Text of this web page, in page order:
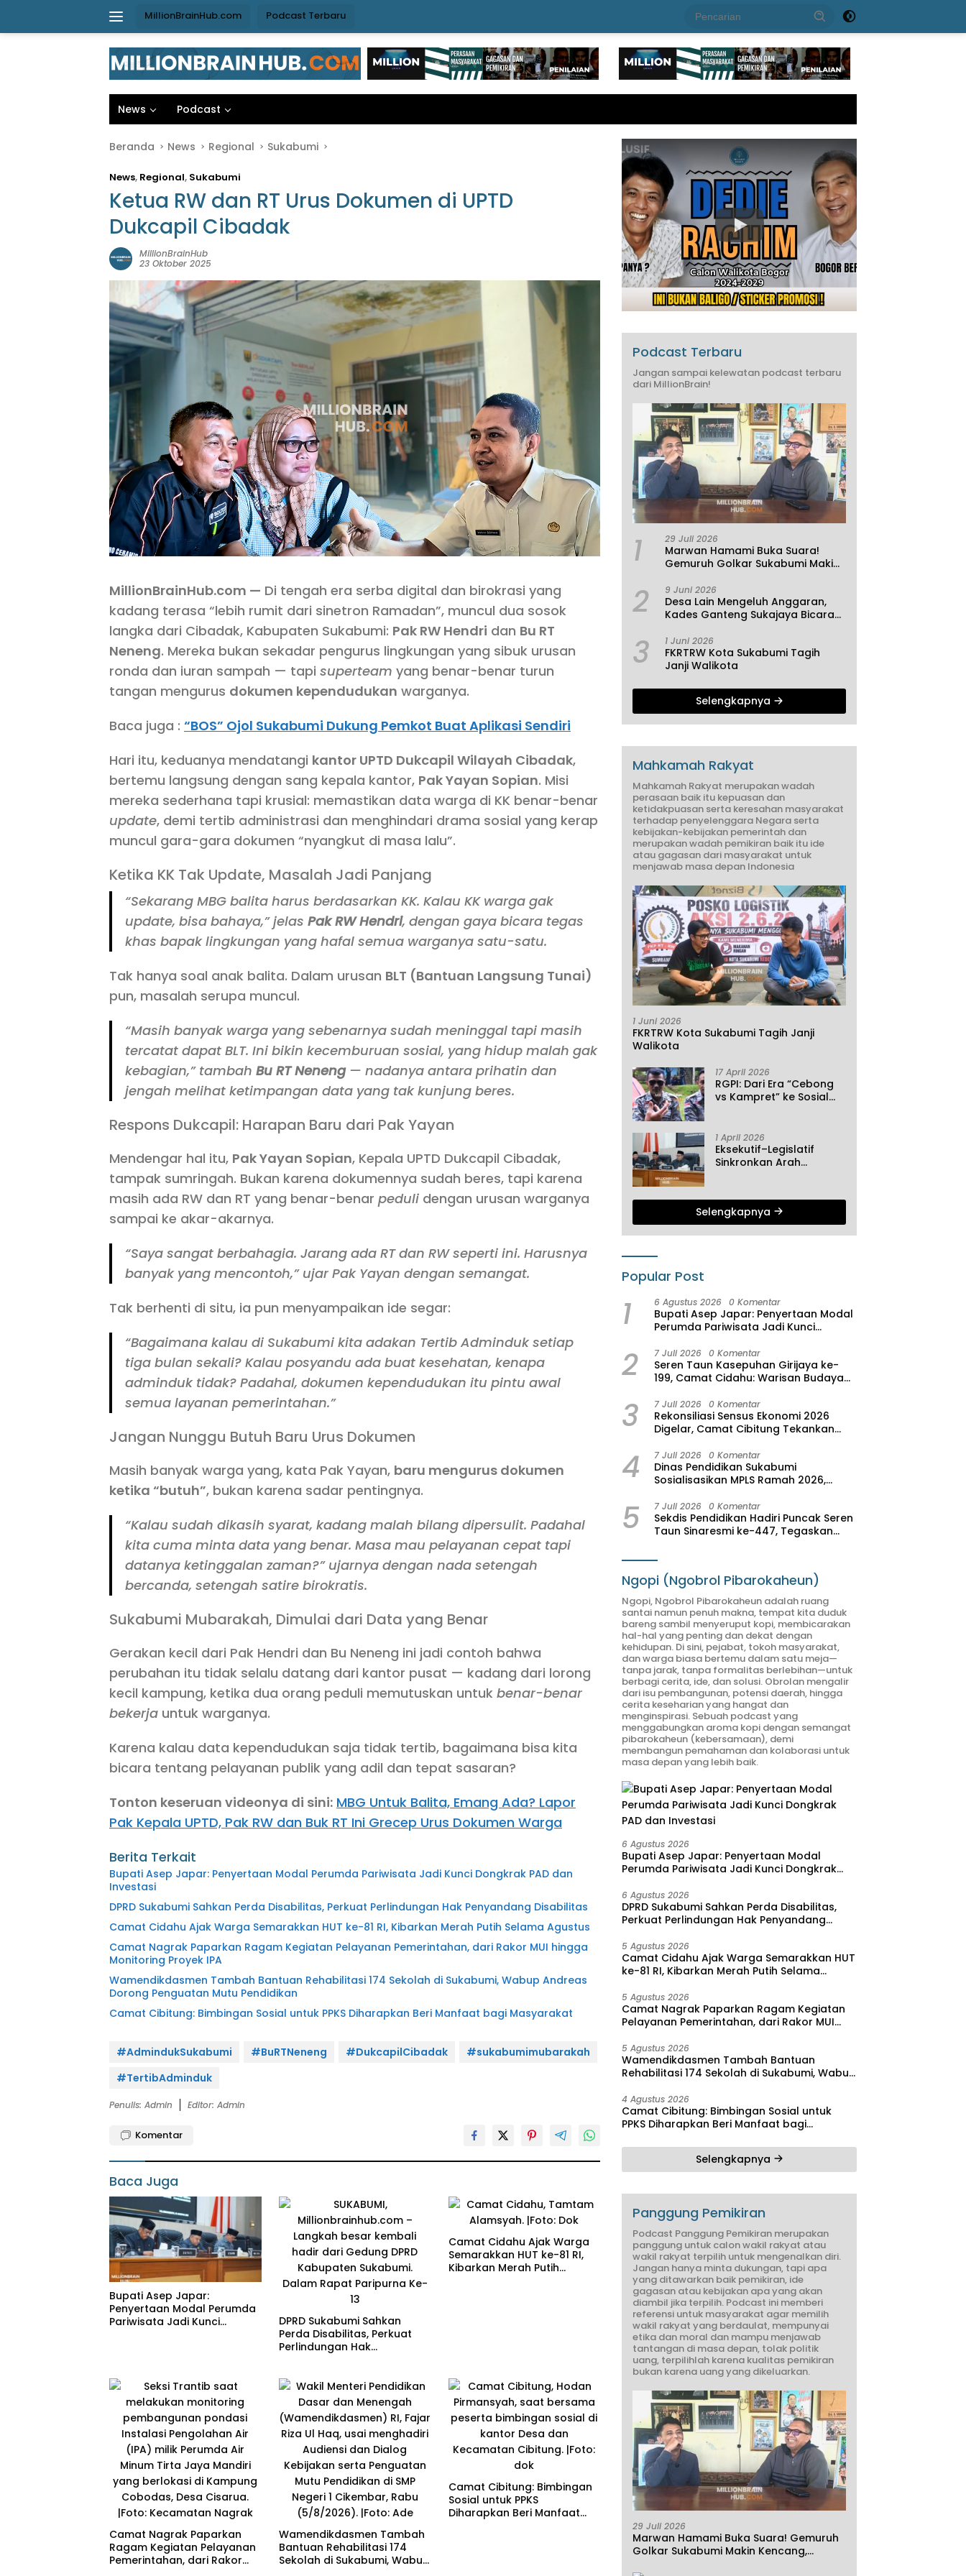
MillionBrainHub.com Podcast Terbaru
News Podcast
Beranda News Regional Sukabumi
News, Regional, Sukabumi
Ketua RW dan RT Urus Dokumen di UPTD
Dukcapil Cibadak
MillionBrainHub
23 Oktober 2025
MillionBrainHub.com — Di tengah era serba digital dan birokrasi yang
kadang terasa “lebih rumit dari sinetron Ramadan”, muncul dua sosok
langka dari Cibadak, Kabupaten Sukabumi: Pak RW Hendri dan Bu RT
Neneng. Mereka bukan sekadar pengurus lingkungan yang sibuk urusan
ronda dan iuran sampah — tapi superteam yang benar-benar turun
tangan mengurus dokumen kependudukan warganya.
Baca juga : “BOS” Ojol Sukabumi Dukung Pemkot Buat Aplikasi Sendiri
Hari itu, keduanya mendatangi kantor UPTD Dukcapil Wilayah Cibadak,
bertemu langsung dengan sang kepala kantor, Pak Yayan Sopian. Misi
mereka sederhana tapi krusial: memastikan data warga di KK benar-benar
update, demi tertib administrasi dan menghindari drama sosial yang kerap
muncul gara-gara dokumen “nyangkut di masa lalu”.
Ketika KK Tak Update, Masalah Jadi Panjang
“Sekarang MBG balita harus berdasarkan KK. Kalau KK warga gak
update, bisa bahaya,” jelas Pak RW Hendri, dengan gaya bicara tegas
khas bapak lingkungan yang hafal semua warganya satu-satu.
Tak hanya soal anak balita. Dalam urusan BLT (Bantuan Langsung Tunai)
pun, masalah serupa muncul.
“Masih banyak warga yang sebenarnya sudah meninggal tapi masih
tercatat dapat BLT. Ini bikin kecemburuan sosial, yang hidup malah gak
kebagian,” tambah Bu RT Neneng— nadanya antara prihatin dan
jengah melihat ketimpangan data yang tak kunjung beres.
Respons Dukcapil: Harapan Baru dari Pak Yayan
Mendengar hal itu, Pak Yayan Sopian, Kepala UPTD Dukcapil Cibadak,
tampak sumringah. Bukan karena dokumennya sudah beres, tapi karena
masih ada RW dan RT yang benar-benar peduli dengan urusan warganya
sampai ke akar-akarnya.
“Saya sangat berbahagia. Jarang ada RT dan RW seperti ini. Harusnya
banyak yang mencontoh,” ujar Pak Yayan dengan semangat.
Tak berhenti di situ, ia pun menyampaikan ide segar:
“Bagaimana kalau di Sukabumi kita adakan Tertib Adminduksetiap
tiga bulan sekali? Kalau posyandu ada buat kesehatan, kenapa
adminduk tidak? Padahal, dokumen kependudukan itu pintu awal
semua layanan pemerintahan.”
Jangan Nunggu Butuh Baru Urus Dokumen
Masih banyak warga yang, kata Pak Yayan, baru mengurus dokumen
ketika “butuh”, bukan karena sadar pentingnya.
“Kalau sudah dikasih syarat, kadang malah bilang dipersulit. Padahal
kita cuma minta data yang benar. Masa mau pelayanan cepat tapi
datanya ketinggalan zaman?” ujarnya dengan nada setengah
bercanda, setengah satire birokratis.
Sukabumi Mubarakah, Dimulai dari Data yang Benar
Gerakan kecil dari Pak Hendri dan Bu Neneng ini jadi contoh bahwa
perubahan itu tidak selalu datang dari kantor pusat — kadang dari lorong
kecil kampung, ketika dua orang peduli memutuskan untuk benar-benar
bekerja untuk warganya.
Karena kalau data kependudukan saja tidak tertib, bagaimana bisa kita
bicara tentang pelayanan publik yang adil dan tepat sasaran?
Tonton keseruan videonya di sini: MBG Untuk Balita, Emang Ada? Lapor
Pak Kepala UPTD, Pak RW dan Buk RT Ini Grecep Urus Dokumen Warga
Berita Terkait
Bupati Asep Japar: Penyertaan Modal Perumda Pariwisata Jadi Kunci Dongkrak PAD dan
Investasi
DPRD Sukabumi Sahkan Perda Disabilitas, Perkuat Perlindungan Hak Penyandang Disabilitas
Camat Cidahu Ajak Warga Semarakkan HUT ke-81 RI, Kibarkan Merah Putih Selama Agustus
Camat Nagrak Paparkan Ragam Kegiatan Pelayanan Pemerintahan, dari Rakor MUI hingga
Monitoring Proyek IPA
Wamendikdasmen Tambah Bantuan Rehabilitasi 174 Sekolah di Sukabumi, Wabup Andreas
Dorong Penguatan Mutu Pendidikan
Camat Cibitung: Bimbingan Sosial untuk PPKS Diharapkan Beri Manfaat bagi Masyarakat
#AdmindukSukabumi #BuRTNeneng #DukcapilCibadak
#sukabumimubarakah
#TertibAdminduk
Penulis: Admin Editor: Admin
Komentar
Baca Juga
Bupati Asep Japar:
Penyertaan Modal Perumda
Pariwisata Jadi Kunci
DPRD Sukabumi Sahkan
Perda Disabilitas, Perkuat
Perlindungan Hak
Camat Cidahu Ajak Warga
Semarakkan HUT ke-81 RI,
Kibarkan Merah Putih
Camat Nagrak Paparkan
Ragam Kegiatan Pelayanan
Pemerintahan, dari Rakor
Wamendikdasmen Tambah
Bantuan Rehabilitasi 174
Sekolah di Sukabumi, Wabup
Camat Cibitung: Bimbingan
Sosial untuk PPKS
Diharapkan Beri Manfaat
Podcast Terbaru
Jangan sampai kelewatan podcast terbaru
dari MillionBrain!
1 29 Juli 2026
Marwan Hamami Buka Suara!
Gemuruh Golkar Sukabumi Makin
Demokrasi yang Sedang Dikunci?
2 9 Juni 2026
Desa Lain Mengeluh Anggaran,
Kades Ganteng Sukajaya Bicara
3 1 Juni 2026
FKRTRW Kota Sukabumi Tagih
Janji Walikota
Selengkapnya
Mahkamah Rakyat
Mahkamah Rakyat merupakan wadah
perasaan baik itu kepuasan dan
ketidakpuasan serta keresahan masyarakat
terhadap penyelenggara Negara serta
kebijakan-kebijakan pemerintah dan
merupakan wadah pemikiran baik itu ide
atau gagasan dari masyarakat untuk
menjawab masa depan Indonesia
1 Juni 2026
FKRTRW Kota Sukabumi Tagih Janji
Walikota
17 April 2026
RGPI: Dari Era “Cebong
vs Kampret” ke Sosial
1 April 2026
Eksekutif–Legislatif
Sinkronkan Arah
Dibahas di Paripurna ke-
2 DPRD Sukabumi
Selengkapnya
Popular Post
1 6 Agustus 2026 0 Komentar
Bupati Asep Japar: Penyertaan Modal
Perumda Pariwisata Jadi Kunci
2 7 Juli 2026 0 Komentar
Seren Taun Kasepuhan Girijaya ke-
199, Camat Cidahu: Warisan Budaya
3 7 Juli 2026 0 Komentar
Rekonsiliasi Sensus Ekonomi 2026
Digelar, Camat Cibitung Tekankan
4 7 Juli 2026 0 Komentar
Dinas Pendidikan Sukabumi
Sosialisasikan MPLS Ramah 2026,
dan Menyenangkan
5 7 Juli 2026 0 Komentar
Sekdis Pendidikan Hadiri Puncak Seren
Taun Sinaresmi ke-447, Tegaskan
Karakter
Ngopi (Ngobrol Pibarokaheun)
Ngopi, Ngobrol Pibarokaheun adalah ruang
santai namun penuh makna, tempat kita duduk
bareng sambil menyeruput kopi, membicarakan
hal-hal yang penting dan dekat dengan
kehidupan. Di sini, pejabat, tokoh masyarakat,
dan warga biasa bertemu dalam satu meja—
tanpa jarak, tanpa formalitas berlebihan—untuk
berbagi cerita, ide, dan solusi. Obrolan mengalir
dari isu pembangunan, potensi daerah, hingga
cerita keseharian yang hangat dan
menginspirasi. Sebuah podcast yang
menggabungkan aroma kopi dengan semangat
pibarokaheun (kebersamaan), demi
membangun pemahaman dan kolaborasi untuk
masa depan yang lebih baik.
6 Agustus 2026
Bupati Asep Japar: Penyertaan Modal
Perumda Pariwisata Jadi Kunci Dongkrak
6 Agustus 2026
DPRD Sukabumi Sahkan Perda Disabilitas,
Perkuat Perlindungan Hak Penyandang
5 Agustus 2026
Camat Cidahu Ajak Warga Semarakkan HUT
ke-81 RI, Kibarkan Merah Putih Selama
5 Agustus 2026
Camat Nagrak Paparkan Ragam Kegiatan
Pelayanan Pemerintahan, dari Rakor MUI
5 Agustus 2026
Wamendikdasmen Tambah Bantuan
Rehabilitasi 174 Sekolah di Sukabumi, Wabup
Pendidikan
4 Agustus 2026
Camat Cibitung: Bimbingan Sosial untuk
PPKS Diharapkan Beri Manfaat bagi
Selengkapnya
Panggung Pemikiran
Podcast Panggung Pemikiran merupakan
panggung untuk calon wakil rakyat atau
wakil rakyat terpilih untuk mengenalkan diri.
Jangan hanya minta dukungan, tapi apa
yang ditawarkan baik pemikiran, ide
gagasan atau kebijakan apa yang akan
diambil jika terpilih. Podcast ini memberi
referensi untuk masyarakat agar memilih
wakil rakyat yang berdaulat, mempunyai
etika dan moral dan mampu menjawab
tantangan di masa depan, tolak politik
uang, terpilihlah karena kualitas pemikiran
bukan karena uang yang dikeluarkan.
29 Juli 2026
Marwan Hamami Buka Suara! Gemuruh
Golkar Sukabumi Makin Kencang,